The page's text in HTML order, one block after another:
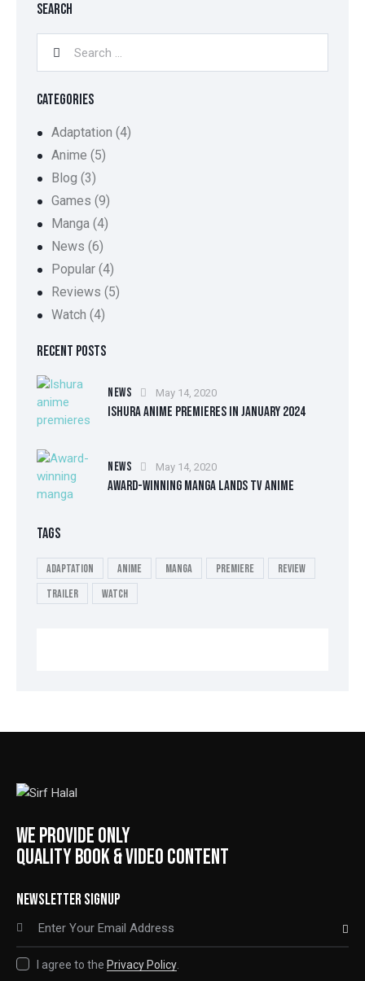
SEARCH
CATEGORIES
Adaptation (4)
Anime (5)
Blog (3)
Games (9)
Manga (4)
News (6)
Popular (4)
Reviews (5)
Watch (4)
RECENT POSTS
NEWS May 14, 2020
ISHURA ANIME PREMIERES IN JANUARY 2024
NEWS May 14, 2020
AWARD-WINNING MANGA LANDS TV ANIME
TAGS
Adaptation Anime Manga Premiere
Review
Trailer
Watch
WE PROVIDE ONLY
QUALITY BOOK & VIDEO CONTENT
NEWSLETTER SIGNUP
SUBSCRIBE
I agree to the Privacy Policy